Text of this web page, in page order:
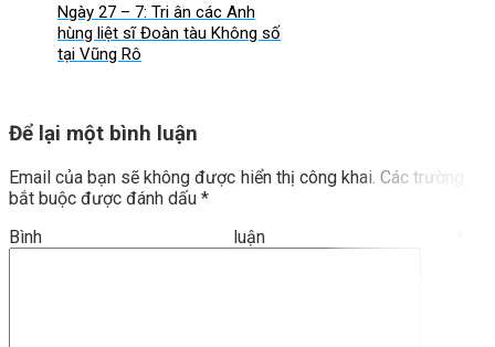
Ngày 27 – 7: Tri ân các Anh
hùng liệt sĩ Đoàn tàu Không số
tại Vũng Rô
Để lại một bình luận
Email của bạn sẽ không được hiển thị công khai. Các trường
bắt buộc được đánh dấu *
Bình luận